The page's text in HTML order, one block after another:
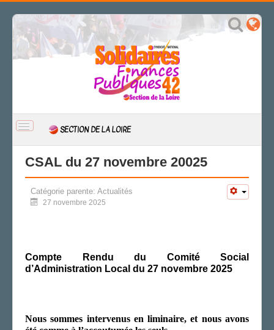
BASCULER
NAVIGATION
SECTION DE LA LOIRE
CSAL
CAP/Recours
LE DÉFOULOIRE
CSAL du 27 novembre 20025
Catégorie parente: Actualités
27 novembre 2025
Compte Rendu du Comité Social
d’Administration Local du 27 novembre 2025
Nous sommes intervenus en liminaire, et nous avons